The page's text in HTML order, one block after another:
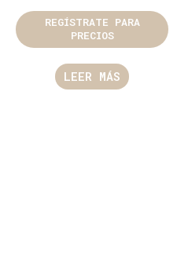
REGÍSTRATE PARA
PRECIOS
LEER MÁS